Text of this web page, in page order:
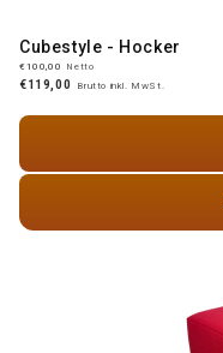
Cubestyle - Hocker
€100,00 Netto
€119,00 Brutto inkl. MwSt.